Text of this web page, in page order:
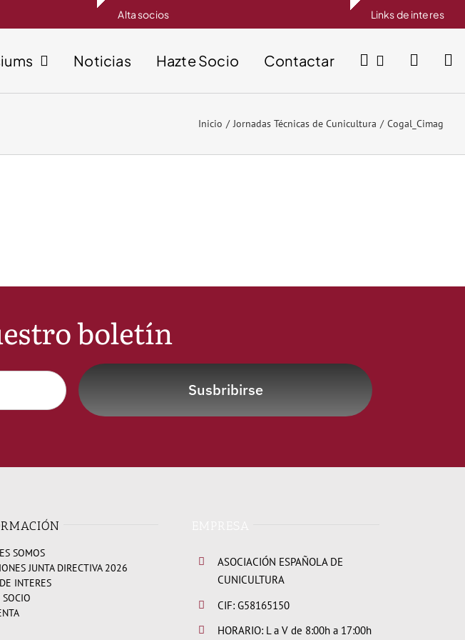
Alta socios Links de interes
Noticias Hazte Socio Contactar
Inicio Jornadas Técnicas de Cunicultura Cogal_Cimag
boletín
Susbribirse
SOMOS
JUNTA DIRECTIVA 2026
INTERES
ASOCIACIÓN ESPAÑOLA DE
CUNICULTURA
CIF: G58165150
HORARIO: L a V de 8:00h a 17:00h